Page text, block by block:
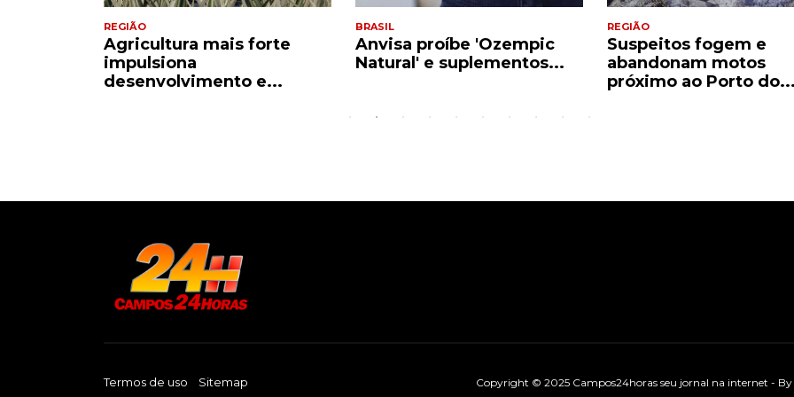
REGIÃO
Agricultura mais forte
impulsiona
desenvolvimento e...
BRASIL
Anvisa proíbe 'Ozempic
Natural' e suplementos...
REGIÃO
Suspeitos fogem e
abandonam motos
próximo ao Porto do...
Termos de uso Sitemap Copyright © 2025 Campos24horas seu jornal na internet - By